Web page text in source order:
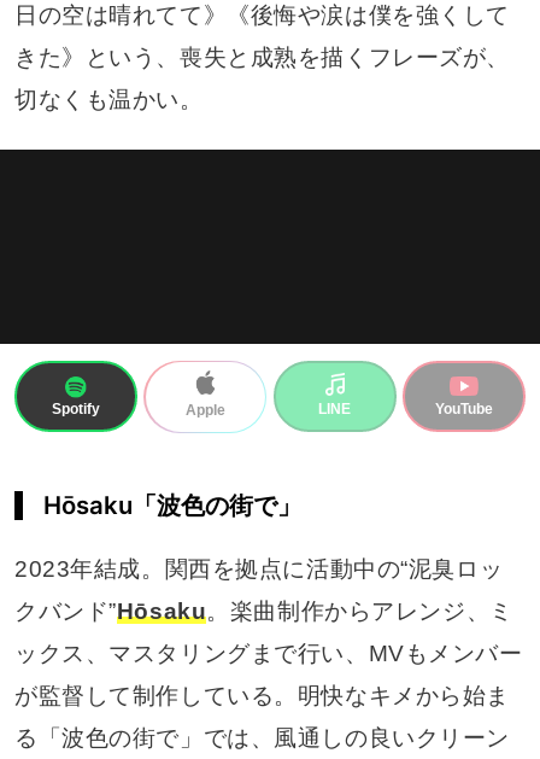
日の空は晴れてて》《後悔や涙は僕を強くして
きた》という、喪失と成熟を描くフレーズが、
切なくも温かい。
Spotify Apple LINE YouTube
Hōsaku「波色の街で」
2023年結成。関西を拠点に活動中の“泥臭ロッ
クバンド”Hōsaku。楽曲制作からアレンジ、ミ
ックス、マスタリングまで行い、MVもメンバー
が監督して制作している。明快なキメから始ま
る「波色の街で」では、風通しの良いクリーン